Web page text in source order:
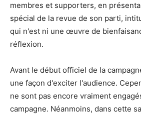
membres et supporters, en
spécial de la revue de son parti,
qui n'est ni une œuvre de
réflexion.
Avant le début officiel de la
une façon d'exciter l'audience.
ne sont pas encore vraiment
campagne. Néanmoins, dans cette